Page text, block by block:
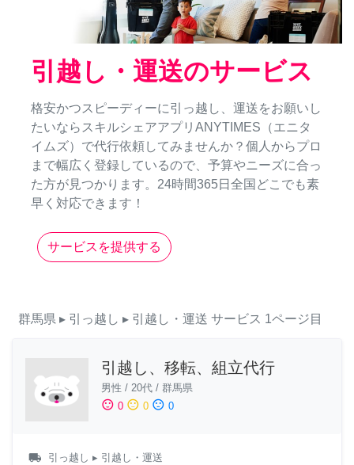
引越し・運送のサービス
格安かつスピーディーに引っ越し、運送をお願いし
たいならスキルシェアアプリANYTIMES（エニタ
イムズ）で代行依頼してみませんか？個人からプロ
まで幅広く登録しているので、予算やニーズに合っ
た方が見つかります。24時間365日全国どこでも素
早く対応できます！
サービスを提供する
群馬県 ▸ 引っ越し ▸ 引越し・運送 サービス 1ページ目
引越し、移転、組立代行
男性 / 20代 / 群馬県
sentiment_satisfied 0 sentiment_neutral 0 sentiment_dissatisfied 0
local_shipping 引っ越し ▸ 引越し・運送